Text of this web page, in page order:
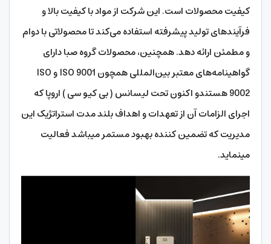
کیفیت محصولات است. این شرکت از مواد با کیفیت بالا و
فرآیندهای تولید پیشرفته استفاده می‌کند تا محصولاتی با دوام
و مطمئن ارائه دهد. همچنین، محصولات گروه صبا دارای
گواهینامه‌های معتبر بین‌المللی همچون ISO 9001 و ISO
9002 هستندو اکنون تحت لیسانس ( بی کیو سی ) اروپا که
اجرای الزامات آن از تعهدات و اهداف بلند مدت استراتژیک این
مدیریت که تضمین کننده بهبود مستمر میباشد فعالیت
مینماید.